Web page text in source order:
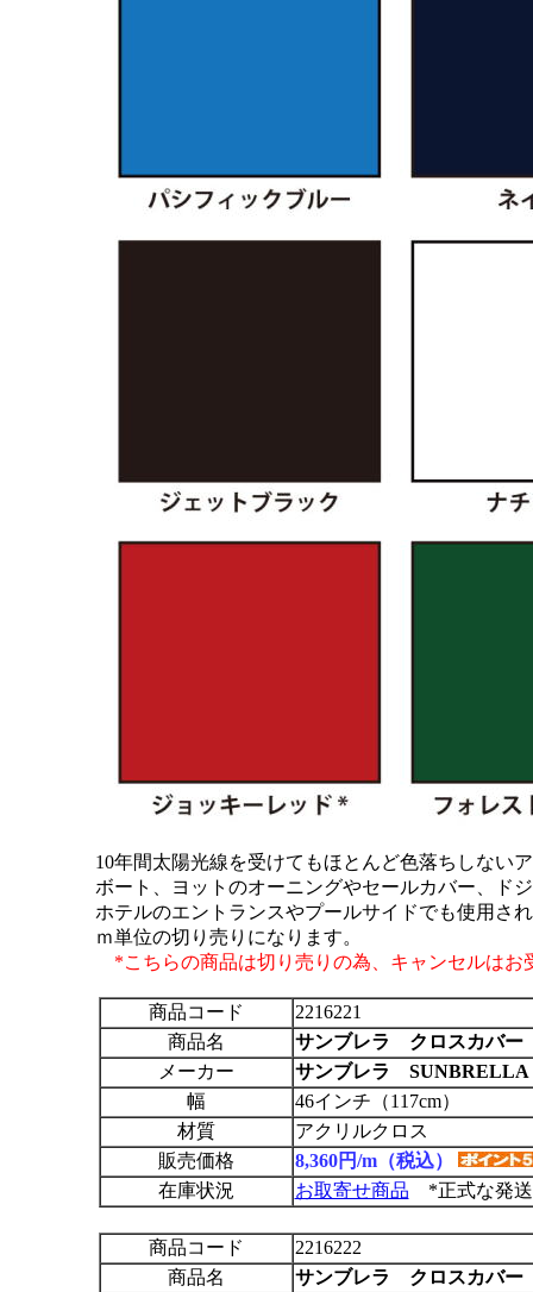
10年間太陽光線を受けてもほとんど色落ちしない
ボート、ヨットのオーニングやセールカバー、ド
ホテルのエントランスやプールサイドでも使用さ
ｍ単位の切り売りになります。
*こちらの商品は切り売りの為、キャンセルはお
商品コード
2216221
商品名
サンブレラ クロスカバ
メーカー
サンブレラ SUNBRELLA
幅
46インチ（117cm）
材質
アクリルクロス
販売価格
8,360円/m（税込）
在庫状況
お取寄せ商品 *正式な発送
商品コード
2216222
商品名
サンブレラ クロスカバ